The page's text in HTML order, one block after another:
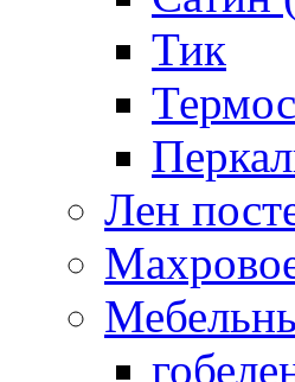
Тик
Лен